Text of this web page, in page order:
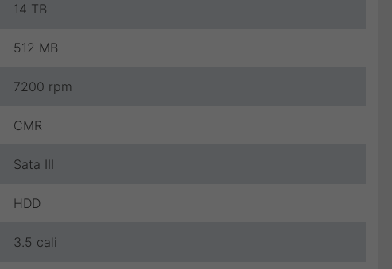
14 TB
512 MB
7200 rpm
CMR
Sata III
HDD
3.5 cali